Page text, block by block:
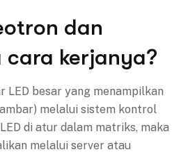
dan
kerjanya?
LED besar yang menampilkan
melalui sistem kontrol
di atur dalam matriks, maka
melalui server atau